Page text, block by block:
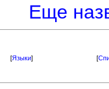
Еще
[Языки] [